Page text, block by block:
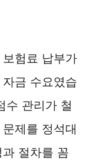
험료 납부가
금 수요였습
수 관리가 철
제를 정석대
절차를 꼼